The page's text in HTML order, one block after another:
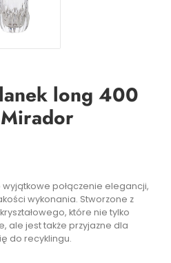
long 400
wyjątkowe połączenie elegancji,
wykonania. Stworzone z
które nie tylko
ale jest także przyjazne dla
do recyklingu.